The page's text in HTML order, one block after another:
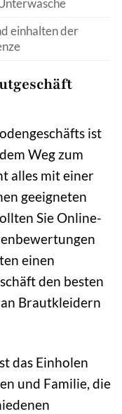
einhalten der
ist
Weg zum
alles mit einer
geeigneten
Sie Online-
einen
den besten
Brautkleidern
das Einholen
und Familie, die